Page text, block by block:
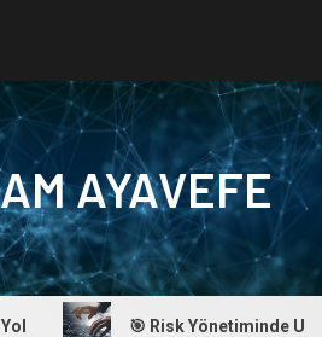
AYAVEFE
🎯 Risk Yönetiminde